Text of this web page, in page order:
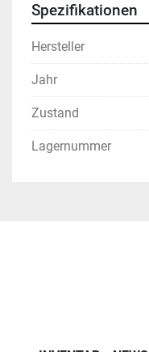
Spezifikationen
Hersteller
Jahr
Zustand
Lagernummer